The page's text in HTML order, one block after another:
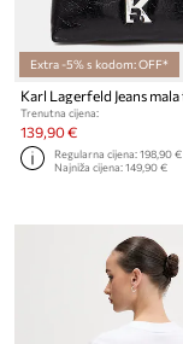
Extra -5% s kodom: OFF*
Trenutna cijena:
139,90 €
Regularna cijena:198,90 €
Najniža cijena:149,90 €